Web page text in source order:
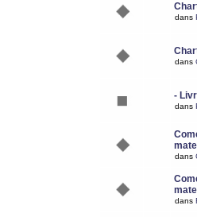
dans
dans
-
dans
dans
dans